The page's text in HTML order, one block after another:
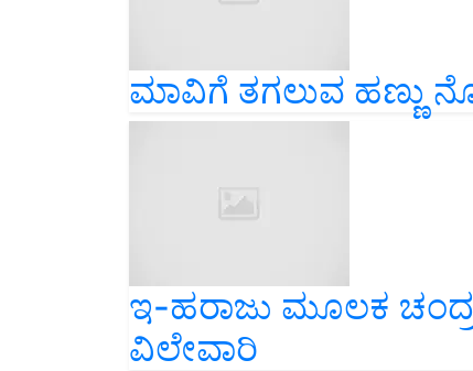
ಮಾವಿಗೆ ತಗಲುವ ಹಣ್ಣು
ಇ-ಹರಾಜು ಮೂಲಕ
ವಿಲೇವಾರಿ